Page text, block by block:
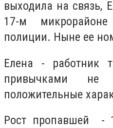
выходила на связь,
17-м
полиции. Ныне ее
Елена - работник
привычками не
положительные
Рост пропавшей -